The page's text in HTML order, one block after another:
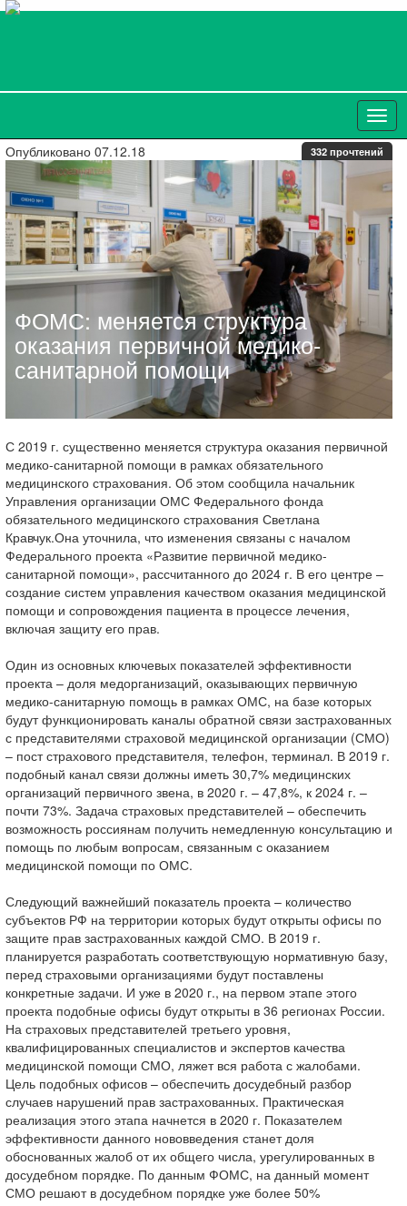
Опубликовано 07.12.18 332 прочтений
ФОМС: меняется структура
оказания первичной медико-
санитарной помощи
С 2019 г. существенно меняется структура оказания первичной
медико-санитарной помощи в рамках обязательного
медицинского страхования. Об этом сообщила начальник
Управления организации ОМС Федерального фонда
обязательного медицинского страхования Светлана
Кравчук.Она уточнила, что изменения связаны с началом
Федерального проекта «Развитие первичной медико-
санитарной помощи», рассчитанного до 2024 г. В его центре –
создание систем управления качеством оказания медицинской
помощи и сопровождения пациента в процессе лечения,
включая защиту его прав.
Один из основных ключевых показателей эффективности
проекта – доля медорганизаций, оказывающих первичную
медико-санитарную помощь в рамках ОМС, на базе которых
будут функционировать каналы обратной связи застрахованных
с представителями страховой медицинской организации (СМО)
– пост страхового представителя, телефон, терминал. В 2019 г.
подобный канал связи должны иметь 30,7% медицинских
организаций первичного звена, в 2020 г. – 47,8%, к 2024 г. –
почти 73%. Задача страховых представителей – обеспечить
возможность россиянам получить немедленную консультацию и
помощь по любым вопросам, связанным с оказанием
медицинской помощи по ОМС.
Следующий важнейший показатель проекта – количество
субъектов РФ на территории которых будут открыты офисы по
защите прав застрахованных каждой СМО. В 2019 г.
планируется разработать соответствующую нормативную базу,
перед страховыми организациями будут поставлены
конкретные задачи. И уже в 2020 г., на первом этапе этого
проекта подобные офисы будут открыты в 36 регионах России.
На страховых представителей третьего уровня,
квалифицированных специалистов и экспертов качества
медицинской помощи СМО, ляжет вся работа с жалобами.
Цель подобных офисов – обеспечить досудебный разбор
случаев нарушений прав застрахованных. Практическая
реализация этого этапа начнется в 2020 г. Показателем
эффективности данного нововведения станет доля
обоснованных жалоб от их общего числа, урегулированных в
досудебном порядке. По данным ФОМС, на данный момент
СМО решают в досудебном порядке уже более 50%